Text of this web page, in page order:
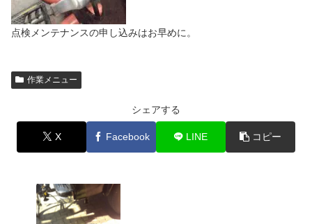
点検メンテナンスの申し込みはお早めに。
作業メニュー
シェアする
X Facebook LINE コピー